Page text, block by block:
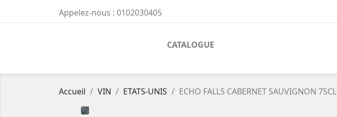
Appelez-nous : 0102030405
CATALOGUE
Accueil VIN ETATS-UNIS ECHO FALLS CABERNET SAUVIGNON 75CL